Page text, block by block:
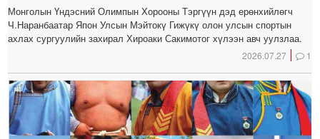
Монголын Үндэсний Олимпын Хорооны Тэргүүн дэд ерөнхийлөгч
Ч.Наранбаатар Япон Улсын Мэйтокү Гижүкү олон улсын спортын
ахлах сургуулийн захирал Хироаки Сакимотог хүлээн авч уулзлаа.
2026.07.27 1